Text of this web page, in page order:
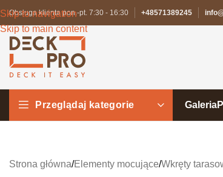
Skip to navigation
Skip to main content
Obsługa klienta pon.-pt. 7:30 - 16:30 +48571389245
Przeglądaj kategorie Galeria
Strona główna/Elementy mocujące/Wkręty